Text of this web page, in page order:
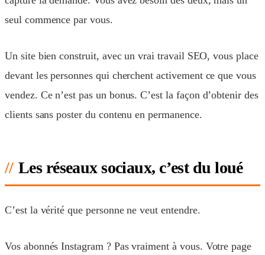
seul commence par vous.
Un site bien construit, avec un vrai travail SEO, vous place
devant les personnes qui cherchent activement ce que vous
vendez. Ce n’est pas un bonus. C’est la façon d’obtenir des
clients sans poster du contenu en permanence.
Les réseaux sociaux, c’est du loué
C’est la vérité que personne ne veut entendre.
Vos abonnés Instagram ? Pas vraiment à vous. Votre page